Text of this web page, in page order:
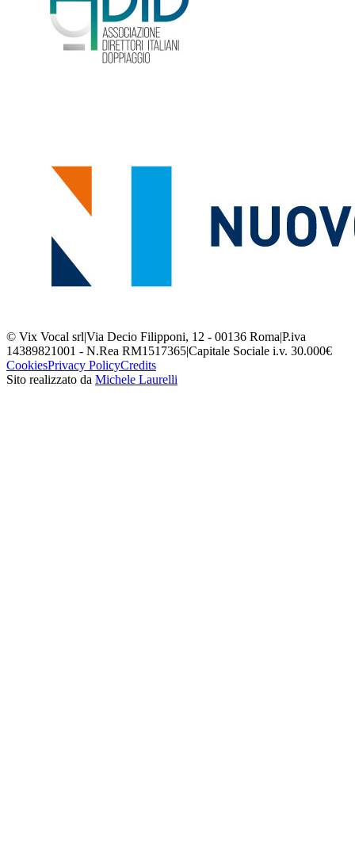
© Vix Vocal srl|Via Decio Filipponi, 12 - 00136 Roma|P.iva
14389821001 - N.Rea RM1517365|Capitale Sociale i.v. 30.000€
CookiesPrivacy PolicyCredits
Sito realizzato da Michele Laurelli